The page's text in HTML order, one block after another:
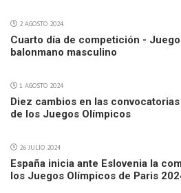
2 AGOSTO 2024
Cuarto día de competición -
balonmano masculino
1 AGOSTO 2024
Diez cambios en las
de los Juegos Olímpicos
26 JULIO 2024
España inicia ante Eslovenia la
los Juegos Olímpicos de Paris